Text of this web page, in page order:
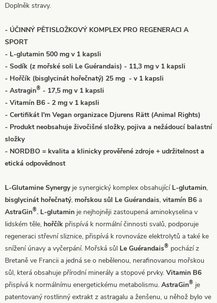
Doplněk stravy.
- ÚČINNÝ PĚTISLOŽKOVÝ KOMPLEX PRO REGENERACI A
SPORT
- L-glutamin 500 mg v 1 kapsli
- Sodík (z mořské soli Le Guérandais) - 11,3 mg v 1 kapsli
- Hořčík (bisglycinát hořečnatý) 25 mg - v 1 kapsli
- Astragin® - 17,5 mg v 1 kapsli
- Vitamín B6 - 2 mg v 1 kapsli
- Certifikát I'm Vegan organizace Djurens Rätt (Animal Rights)
- Produkt neobsahuje živočišné složky, pojiva a nežádoucí balastní
složky
- NORDBO = kvalita a klinicky prověřené zdroje + udržitelnost a
etická odpovědnost
L-Glutamine Synergyje synergický komplex obsahující L-glutamin,
bisglycinát hořečnatý, mořskou sůl Le Guérandais, vitamín B6 a
AstraGin®. L-glutamin je nejhojněji zastoupená aminokyselina v
lidském těle, hořčík přispívá k normální činnosti svalů, podporuje
regeneraci střevní sliznice, přispívá k rovnováze elektrolytů a také ke
snížení únavy a vyčerpání. Mořská sůl Le Guérandais® pochází z
Bretaně ve Francii a jedná se o nebělenou, nerafinovanou mořskou
sůl, která obsahuje přírodní minerály a stopové prvky. Vitamin B6
přispívá k normálnímu energetickému metabolismu. AstraGin® je
patentovaný rostlinný extrakt z astragalu a ženšenu, u něhož bylo ve